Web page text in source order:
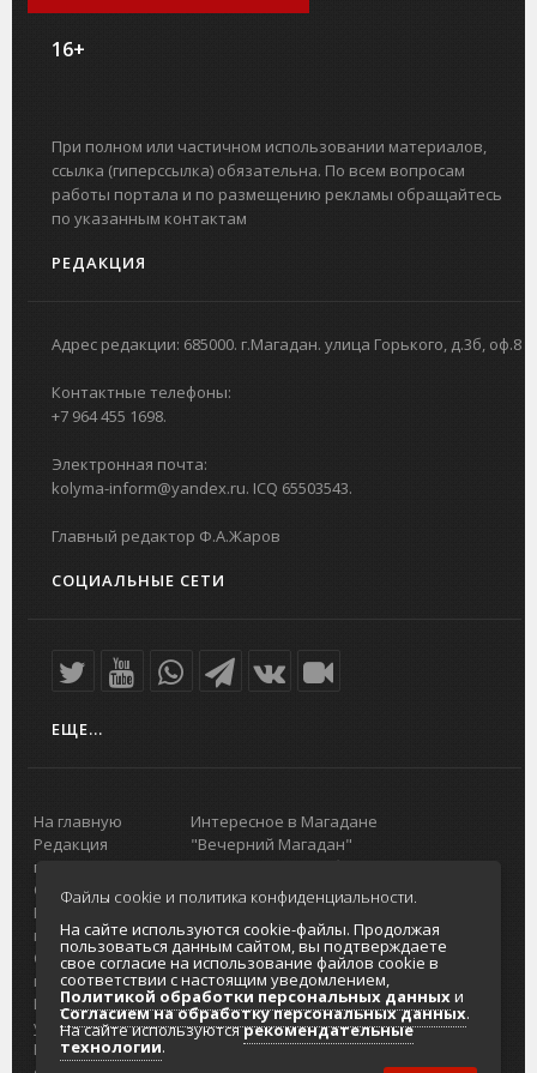
16+
При полном или частичном использовании материалов,
ссылка (гиперссылка) обязательна. По всем вопросам
работы портала и по размещению рекламы обращайтесь
по указанным контактам
РЕДАКЦИЯ
Адрес редакции: 685000. г.Магадан. улица Горького, д.3б, оф.8
Контактные телефоны:
+7 964 455 1698.
Электронная почта:
kolyma-inform@yandex.ru. ICQ 65503543.
Главный редактор Ф.А.Жаров
СОЦИАЛЬНЫЕ СЕТИ
ЕЩЕ...
На главную
Редакция
портала
О проекте
Реклама на
портале
Отзывы и
предложения
Интернет-
услуги
Разработка
Интересное в Магадане
"Вечерний Магадан"
Городская доска объявлений
Главный туристический портал
Колымы
Политика в отношении обработки
персональных данных
Согласие на обработку персональных
данных
Файлы cookie и политика конфиденциальности.
На сайте используются cookie-файлы. Продолжая
пользоваться данным сайтом, вы подтверждаете
свое согласие на использование файлов cookie в
соответствии с настоящим уведомлением,
Политикой обработки персональных данныхи
Согласием на обработку персональных данных.
На сайте используютсярекомендательные
технологии.